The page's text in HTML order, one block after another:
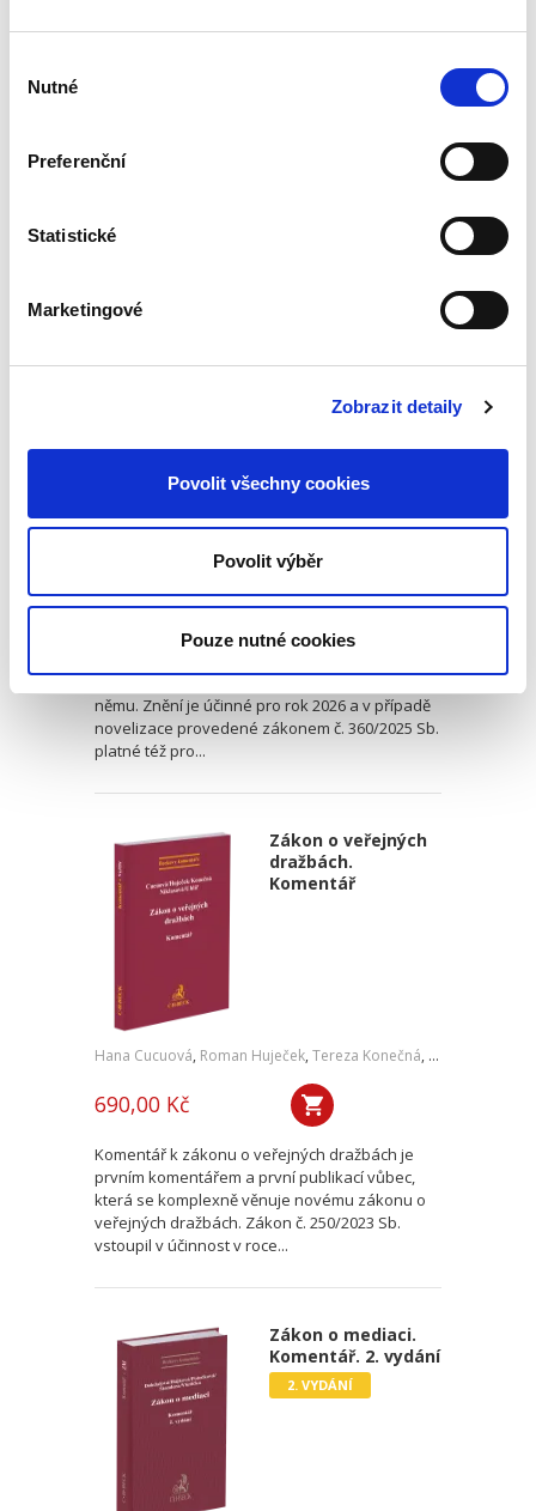
souhlasu
Nutné
Preferenční
Statistické
Marketingové
Zobrazit detaily
Povolit všechny cookies
Povolit výběr
Pouze nutné cookies
Komentář k aktuálnímu znění zákona o právu
životním prostředí, tj. formu tzv. pasivní (na
poznámkami a
1 490,00 Kč
586/1992 Sb., o daních z příjmů, a komentář k
němu. Znění je účinné pro rok 2026 a v případě
novelizace provedené zákonem č. 360/2025 Sb.
platné též pro...
Zákon o veřejných
dražbách.
Komentář
Hana Cucuová, Roman Huječek, Tereza Konečná, Zdeňka
690,00 Kč
Komentář k zákonu o veřejných dražbách je
prvním komentářem a první publikací vůbec,
která se komplexně věnuje novému zákonu o
veřejných dražbách. Zákon č. 250/2023 Sb.
vstoupil v účinnost v roce...
Zákon o mediaci.
Komentář. 2. vydání
2. VYDÁNÍ